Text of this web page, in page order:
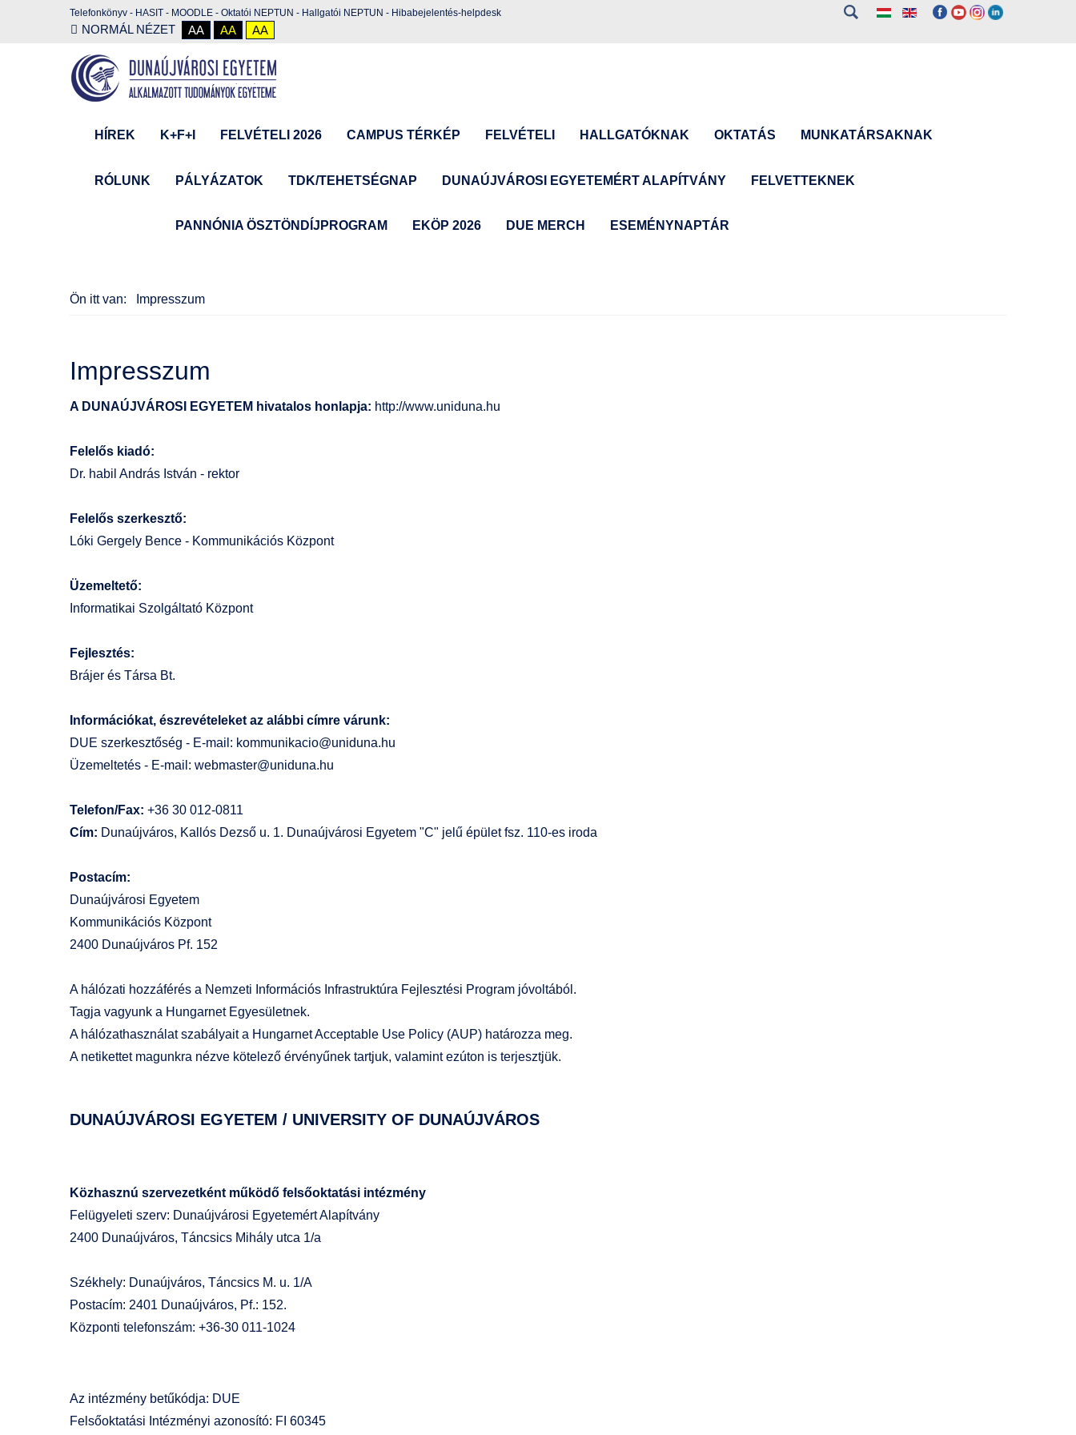
Telefonkönyv - HASIT - MOODLE - Oktatói NEPTUN - Hallgatói NEPTUN - Hibabejelentés-helpdesk
NORMÁL NÉZET AA AA AA
HÍREK K+F+I FELVÉTELI 2026 CAMPUS TÉRKÉP FELVÉTELI HALLGATÓKNAK OKTATÁS MUNKATÁRSAKNAK
RÓLUNK PÁLYÁZATOK TDK/TEHETSÉGNAP DUNAÚJVÁROSI EGYETEMÉRT ALAPÍTVÁNY FELVETTEKNEK
PANNÓNIA ÖSZTÖNDÍJPROGRAM EKÖP 2026 DUE MERCH ESEMÉNYNAPTÁR
Ön itt van: Impresszum
Impresszum
A DUNAÚJVÁROSI EGYETEM hivatalos honlapja: http://www.uniduna.hu
Felelős kiadó:
Dr. habil András István - rektor
Felelős szerkesztő:
Lóki Gergely Bence - Kommunikációs Központ
Üzemeltető:
Informatikai Szolgáltató Központ
Fejlesztés:
Brájer és Társa Bt.
Információkat, észrevételeket az alábbi címre várunk:
DUE szerkesztőség - E-mail: kommunikacio@uniduna.hu
Üzemeltetés - E-mail: webmaster@uniduna.hu
Telefon/Fax: +36 30 012-0811
Cím: Dunaújváros, Kallós Dezső u. 1. Dunaújvárosi Egyetem "C" jelű épület fsz. 110-es iroda
Postacím:
Dunaújvárosi Egyetem
Kommunikációs Központ
2400 Dunaújváros Pf. 152
A hálózati hozzáférés a Nemzeti Információs Infrastruktúra Fejlesztési Program jóvoltából.
Tagja vagyunk a Hungarnet Egyesületnek.
A hálózathasználat szabályait a Hungarnet Acceptable Use Policy (AUP) határozza meg.
A netikettetmagunkra nézve kötelező érvényűnek tartjuk, valamint ezúton is terjesztjük.
DUNAÚJVÁROSI EGYETEM / UNIVERSITY OF DUNAÚJVÁROS
Közhasznú szervezetként működő felsőoktatási intézmény
Felügyeleti szerv: Dunaújvárosi Egyetemért Alapítvány
2400 Dunaújváros, Táncsics Mihály utca 1/a
Székhely: Dunaújváros, Táncsics M. u. 1/A
Postacím: 2401 Dunaújváros, Pf.: 152.
Központi telefonszám: +36-30 011-1024
Az intézmény betűkódja: DUE
Felsőoktatási Intézményi azonosító: FI 60345